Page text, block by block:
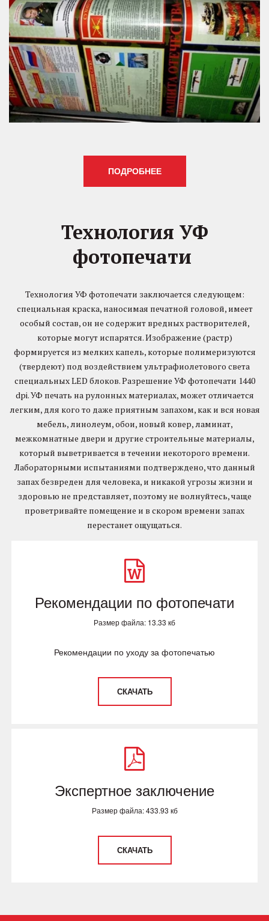
ПОДРОБНЕЕ
Технология УФ
фотопечати
Технология УФ фотопечати заключается следующем:
специальная краска, наносимая печатной головой, имеет
особый состав, он не содержит вредных растворителей,
которые могут испарятся. Изображение (растр)
формируется из мелких капель, которые полимеризуются
(твердеют) под воздействием ультрафиолетового света
специальных LED блоков. Разрешение УФ фотопечати 1440
dpi. УФ печать на рулонных материалах, может отличается
легким, для кого то даже приятным запахом, как и вся новая
мебель, линолеум, обои, новый ковер, ламинат,
межкомнатные двери и другие строительные материалы,
который выветривается в течении некоторого времени.
Лабораторными испытаниями подтверждено, что данный
запах безвреден для человека, и никакой угрозы жизни и
здоровью не представляет, поэтому не волнуйтесь, чаще
проветривайте помещение и в скором времени запах
перестанет ощущаться.
Рекомендации по фотопечати
Размер файла: 13.33 кб
Рекомендации по уходу за фотопечатью
СКАЧАТЬ
Экспертное заключение
Размер файла: 433.93 кб
СКАЧАТЬ